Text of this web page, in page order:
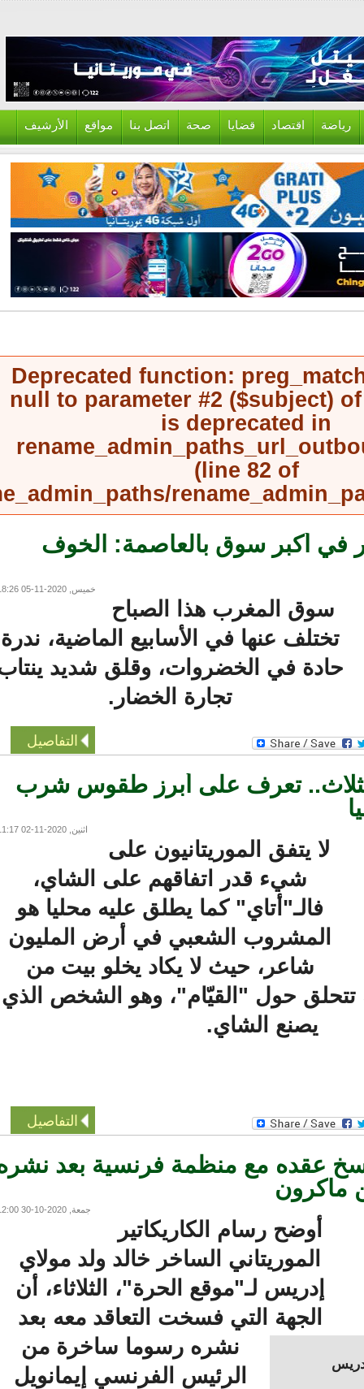
اقتصاد قضايا صحة اتصل بنا مواقع الأرشيف
Deprecated function:
null to parameter #2 ($subject)
is deprecated in
(line82of
أكبر سوق بالعاصمة: الخوف
خميس, 2020-11-05 18:26
سوق المغرب هذا الصباح
تختلف عنها في الأسابيع الماضية، ندرة
حادة في الخضروات، وقلق شديد ينتاب
تجارة الخضار.
التفاصيل
تعرف على أبرز طقوس شرب
اثنين, 2020-11-02 11:17
لا يتفق الموريتانيون على
شيء قدر اتفاقهم على الشاي،
فالـ"أتاي" كما يطلق عليه محليا هو
المشروب الشعبي في أرض المليون
شاعر، حيث لا يكاد يخلو بيت من
حول "القيّام"، وهو الشخص الذي
يصنع الشاي.
التفاصيل
عقده مع منظمة فرنسية بعد نشره
جمعة, 2020-10-30 12:00
أوضح رسام الكاريكاتير
الموريتاني الساخر خالد ولد مولاي
إدريس لـ"موقع الحرة"، الثلاثاء، أن
الجهة التي فسخت التعاقد معه بعد
نشره رسوما ساخرة من
الرئيس الفرنسي إيمانويل